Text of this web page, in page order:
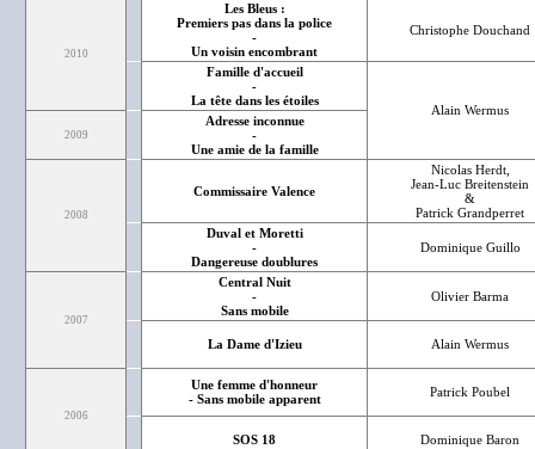
2010
Les Bleus :
Premiers pas dans la police
-
Un voisin encombrant
Christophe Douchand
Famille d'accueil
-
La tête dans les étoiles
Alain Wermus
2009
Adresse inconnue
-
Une amie de la famille
2008
Commissaire Valence
Nicolas Herdt,
Jean-Luc Breitenstein
&
Patrick Grandperret
Duval et Moretti
-
Dangereuse doublures
Dominique Guillo
2007
Central Nuit
-
Sans mobile
Olivier Barma
La Dame d'Izieu Alain Wermus
2006
Une femme d'honneur
- Sans mobile apparent
Patrick Poubel
SOS 18 Dominique Baron